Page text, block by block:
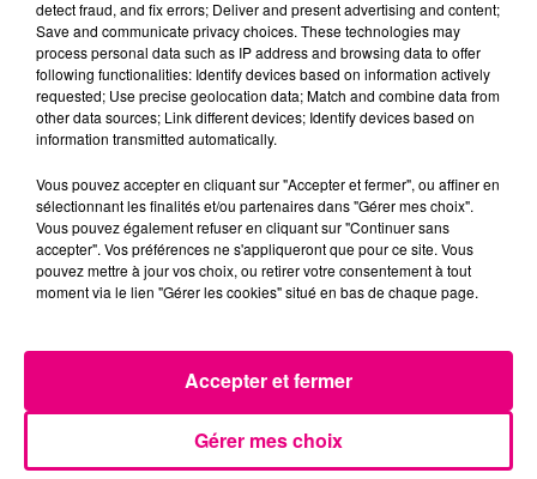
Toulouse : circulation perturbée dans le
secteur François Verdier...
detect fraud, and fix errors; Deliver and present advertising and content;
Save and communicate privacy choices. These technologies may
process personal data such as IP address and browsing data to offer
following functionalities: Identify devices based on information actively
requested; Use precise geolocation data; Match and combine data from
other data sources; Link different devices; Identify devices based on
information transmitted automatically.
Vous pouvez accepter en cliquant sur "Accepter et fermer", ou affiner en
sélectionnant les finalités et/ou partenaires dans "Gérer mes choix".
Vous pouvez également refuser en cliquant sur "Continuer sans
accepter". Vos préférences ne s'appliqueront que pour ce site. Vous
pouvez mettre à jour vos choix, ou retirer votre consentement à tout
moment via le lien "Gérer les cookies" situé en bas de chaque page.
Gérer mes choix
Accepter et fermer